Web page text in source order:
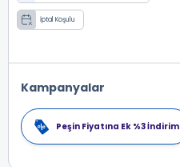
İptal Koşulu
Kampanyalar
Peşin Fiyatına Ek %3 İndirim